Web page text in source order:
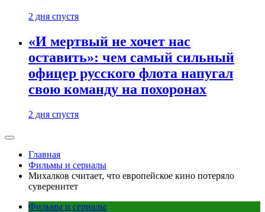
2 дня спустя
«И мертвый не хочет нас
оставить»: чем самый сильный
офицер русского флота напугал
свою команду на похоронах
2 дня спустя
Главная
Фильмы и сериалы
Михалков считает, что европейское кино потеряло
суверенитет
Фильмы и сериалы